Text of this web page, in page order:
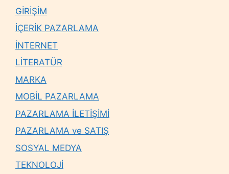
GİRİŞİM
İÇERİK PAZARLAMA
İNTERNET
LİTERATÜR
MARKA
MOBİL PAZARLAMA
PAZARLAMA İLETİŞİMİ
PAZARLAMA ve SATIŞ
SOSYAL MEDYA
TEKNOLOJİ